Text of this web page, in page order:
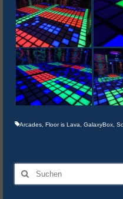
Arcades Floor is Lava GalaxyBox
Suchen
nach: